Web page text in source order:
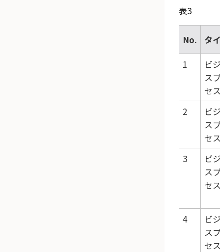
表3
No.
タ
1
ビ
ス
セ
2
ビ
ス
セ
3
ビ
ス
セ
4
ビ
ス
セ